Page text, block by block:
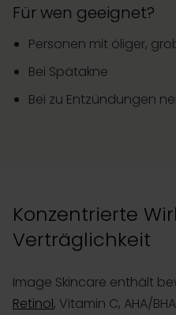
Für wen geeignet?
Personen mit öliger,
Bei Spätakne
Bei zu Entzündungen
Konzentrierte
Verträglichkeit
Image Skincare enthält
Retinol, Vitamin C, AHA/